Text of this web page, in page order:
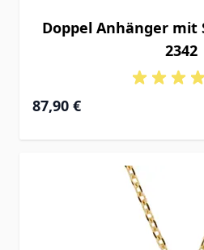
Doppel Anhänger mit
2342
87,90 €